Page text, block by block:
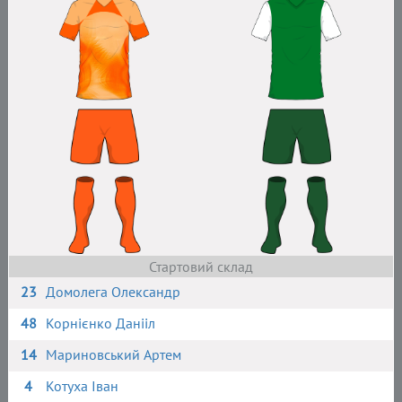
Стартовий склад
23 Домолега Олександр
48 Корнієнко Данііл
14 Мариновський Артем
4
Котуха Іван